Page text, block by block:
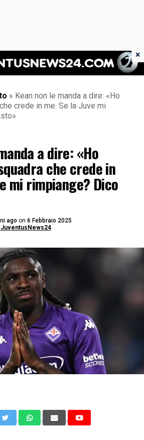
Juventus News 24
» Kean non le manda a dire: «Ho
crede in me. Se la Juve mi
a dire: «Ho
che crede in
mi rimpiange? Dico
ago on 6 Febbraio 2025
×